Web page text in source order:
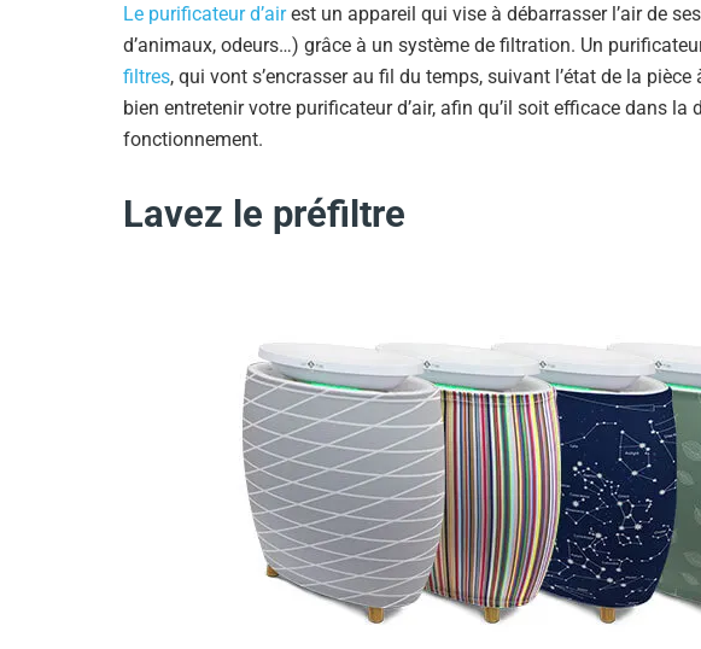
Le purificateur d’airest un appareil qui vise à débarrasser l’air de
d’animaux, odeurs…) grâce à un système de filtration. Un
filtres, qui vont s’encrasser au fil du temps, suivant l’état de la
bien entretenir votre purificateur d’air, afin qu’il soit efficace dans la
fonctionnement.
Lavez le préfiltre